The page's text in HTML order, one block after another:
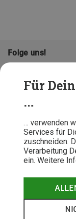
Für
...
… verwenden
Services für
zuschneiden.
Verarbeitung
ein. Weitere
Folge uns!
© 2026 Bergzeit GmbH ©